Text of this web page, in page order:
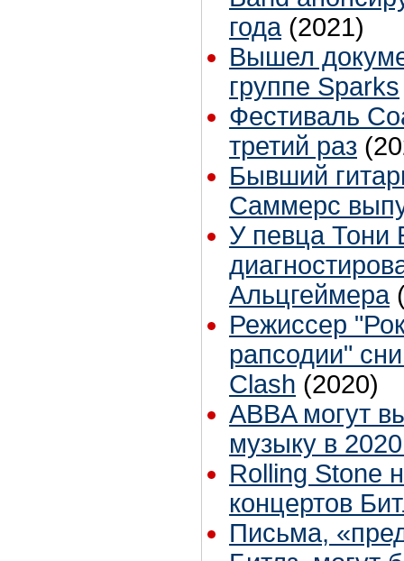
года (2021)
Вышел
группе Sparks
Фестиваль
третий раз
Бывший
Саммерс
У певца Тони
Альцгеймера
Режиссер
рапсодии"
Clash (2020)
ABBA могут
музыку в
Rolling Stone
концертов
Письма,